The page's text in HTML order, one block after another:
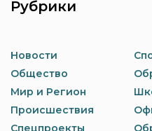
Рубрики
Новости
Общество
Мир и Регион
Происшествия
Спецпроекты